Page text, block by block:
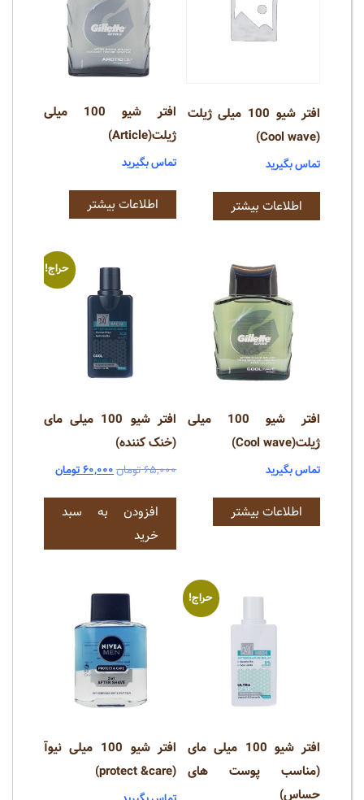
افتر شیو 100 میلی ژیلت
(Cool wave)
تماس بگیرید
اطلاعات بیشتر
افتر شیو 100 میلی
ژیلت(Article)
تماس بگیرید
اطلاعات بیشتر
افتر شیو 100 میلی
ژیلت(Cool wave)
تماس بگیرید
اطلاعات بیشتر
حراج!
افتر شیو 100 میلی مای
(خنک کننده)
۶۵,۰۰۰تومانقیمت
۶۵,۰۰۰ تومان
۶۰,۰۰۰تومانقیمت
افزودن به سبد
خرید
حراج!
افتر شیو 100 میلی مای
(مناسب پوست های
حساس)
افتر شیو 100 میلی نیوآ
(protect &care)